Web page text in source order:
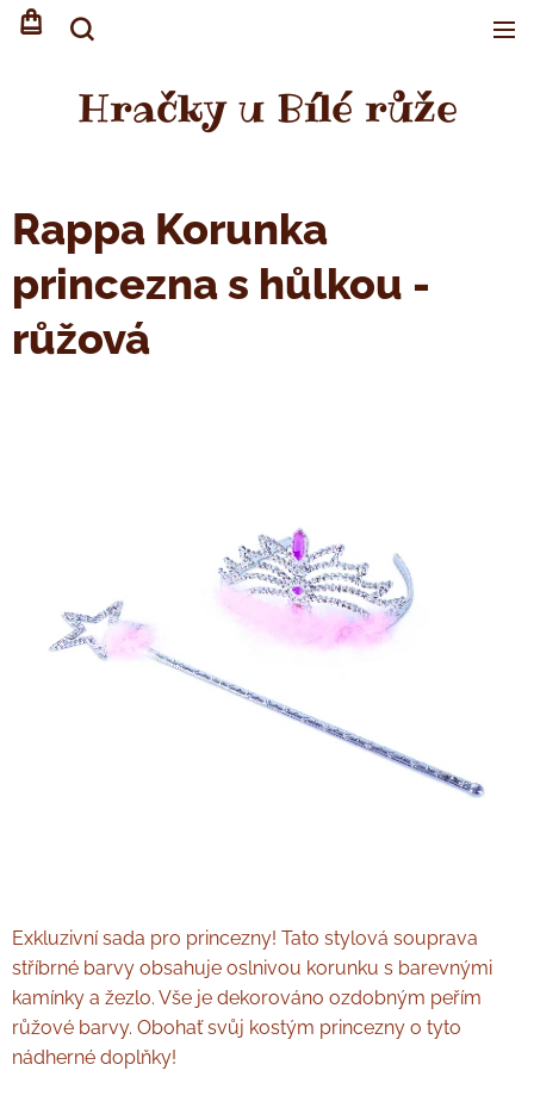
Hračky u Bílé růže
Rappa Korunka
princezna s hůlkou -
růžová
Exkluzivní sada pro princezny! Tato stylová souprava
stříbrné barvy obsahuje oslnivou korunku s barevnými
kamínky a žezlo. Vše je dekorováno ozdobným peřím
růžové barvy. Obohať svůj kostým princezny o tyto
nádherné doplňky!